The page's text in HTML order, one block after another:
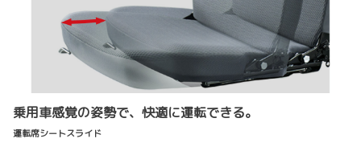
乗用車感覚の姿勢で、快適に運転できる。
運転席シートスライド